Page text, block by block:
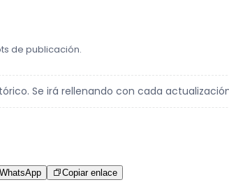
de publicación.
Se irá rellenando con cada
WhatsApp Copiar enlace